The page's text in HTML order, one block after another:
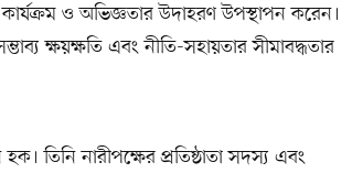
ও অভিজ্ঞতার উদাহরণ উপস্থাপন করেন।
ক্ষয়ক্ষতি এবং নীতি-সহায়তার সীমাবদ্ধতার
তিনি নারীপক্ষের প্রতিষ্ঠাতা সদস্য এবং